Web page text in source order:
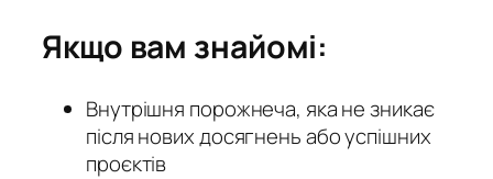
Якщо вам знайомі:
Внутрішня порожнеча, яка не зникає
після нових досягнень або успішних
проєктів